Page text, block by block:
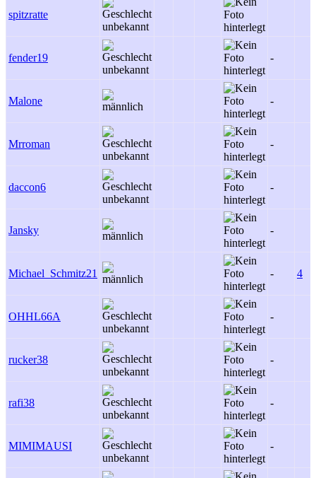
spitzratte
fender19 -
Malone -
Mrroman -
daccon6 -
Jansky -
Michael_Schmitz21 - 4
OHHL66A -
rucker38 -
rafi38 -
MIMIMAUSI -